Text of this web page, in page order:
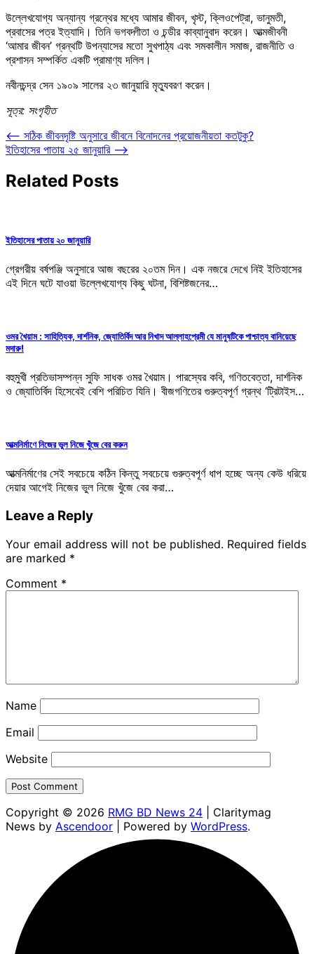
উল্লেখযোগ্য অন্যান্য গ্রন্থের মধ্যে আমার জীবন, খৃস্ট, ক্লিওপেট্রা, ভানুমতী,
প্রবাসের পত্র ইত্যাদি। তিনি ভগবদ্গীতা ও চন্ডীর কাব্যানুবাদ করেন। আত্মজীবনী
‘আমার জীবন’ গ্রন্থটি উপন্যাসের মতো সুখপাঠ্য এবং সমকালীন সমাজ, রাজনীতি ও
প্রশাসন সম্পর্কিত একটি প্রামাণ্য দলিল।
নবীনচন্দ্র সেন ১৯০৯ সালের ২৩ জানুয়ারি মৃত্যুবরণ করেন।
সূত্র: সংগৃহীত
Post
navigation
⟵ সঠিক জীবনদৃষ্টি অনুসারে জীবনে বিনোদনের প্রয়োজনীয়তা কতটুকু?
ইতিহাসের পাতায় ২৫ জানুয়ারি ⟶
Related Posts
ইতিহাসের পাতায় ২০ জানুয়ারি
গ্রেগরীয় বর্ষপঞ্জি অনুসারে আজ বছরের ২০তম দিন। এক নজরে দেখে নিই ইতিহাসের
এই দিনে ঘটে যাওয়া উল্লেখযোগ্য কিছু ঘটনা, বিশিষ্টজনের…
ওমর খৈয়াম : সাহিত্যিক, দার্শনিক, জ্যোতির্বিদ আর নিখাদ আল্লাহপ্রেমী যে মানুষটিকে পাশ্চাত্য বানিয়েছে
মদারু!
বহুমুখী প্রতিভাসম্পন্ন সুফি সাধক ওমর খৈয়াম। পারস্যের কবি, গণিতবেত্তা, দার্শনিক
ও জ্যোতির্বিদ হিসেবেই বেশি পরিচিত যিনি। বীজগণিতের গুরুত্বপূর্ণ গ্রন্থ ‘ট্রিটাইস…
আত্মনির্মাণে নিজের ভুল নিজে খুঁজে বের করুন
আত্মনির্মাণের সেই সবচেয়ে কঠিন কিন্তু সবচেয়ে গুরুত্বপূর্ণ ধাপ হচ্ছে অন্য কেউ ধরিয়ে
দেয়ার আগেই নিজের ভুল নিজে খুঁজে বের করা…
Leave a Reply
Your email address will not be published. Required fields
are marked *
Comment *
Name
Email
Website
Copyright © 2026 RMG BD News 24 | Claritymag
News by Ascendoor | Powered by WordPress.